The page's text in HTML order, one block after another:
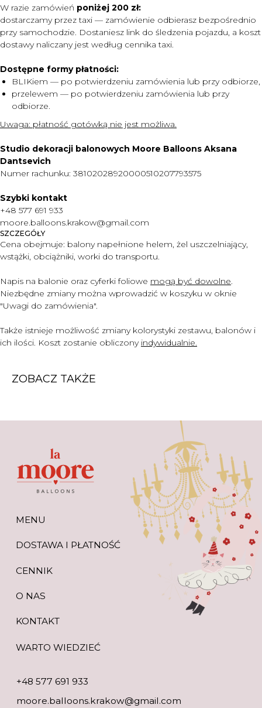
W razie zamówień poniżej 200 zł:
dostarczamy przez taxi — zamówienie odbierasz bezpośrednio
przy samochodzie. Dostaniesz link do śledzenia pojazdu, a koszt
dostawy naliczany jest według cennika taxi.
Dostępne formy płatności:
BLIKiem — po potwierdzeniu zamówienia lub przy odbiorze,
przelewem — po potwierdzeniu zamówienia lub przy
odbiorze.
Uwaga: płatność gotówką nie jest możliwa.
Studio dekoracji balonowych Moore Balloons Aksana
Dantsevich
Numer rachunku: 38102028920000510207793575
Szybki kontakt
+48 577 691 933
moore.balloons.krakow@gmail.com
SZCZEGÓŁY
Cena obejmuje: balony napełnione helem, żel uszczelniający,
wstążki, obciążniki, worki do transportu.
Napis na balonie oraz cyferki foliowe mogą być dowolne.
Niezbędne zmiany można wprowadzić w koszyku w oknie
"Uwagi do zamówienia".
Także istnieje możliwość zmiany kolorystyki zestawu, balonów i
ich ilości. Koszt zostanie obliczony indywidualnie.
ZOBACZ TAKŻE
moore.balloons.krakow@gmail.com
O NAS
CENNIK
WARTO WIEDZIEĆ
POLITYKA PRYWATNOŚCI
MENU